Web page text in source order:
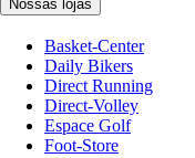
Nossas lojas
Basket-Center
Daily Bikers
Direct Running
Direct-Volley
Espace Golf
Foot-Store